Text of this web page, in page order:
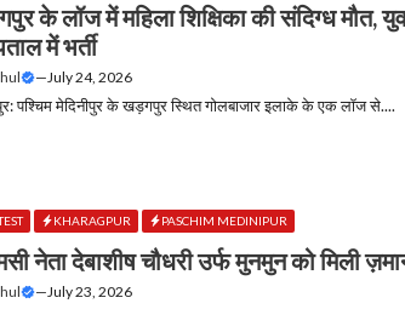
के लॉज में महिला शिक्षिका की संदिग्ध मौत,
में भर्ती
— July 24, 2026
पश्चिम मेदिनीपुर के खड़गपुर स्थित गोलबाजार इलाके के एक लॉज से....
KHARAGPUR PASCHIM MEDINIPUR
नेता देबाशीष चौधरी उर्फ मुनमुन को मिली
—July 23, 2026